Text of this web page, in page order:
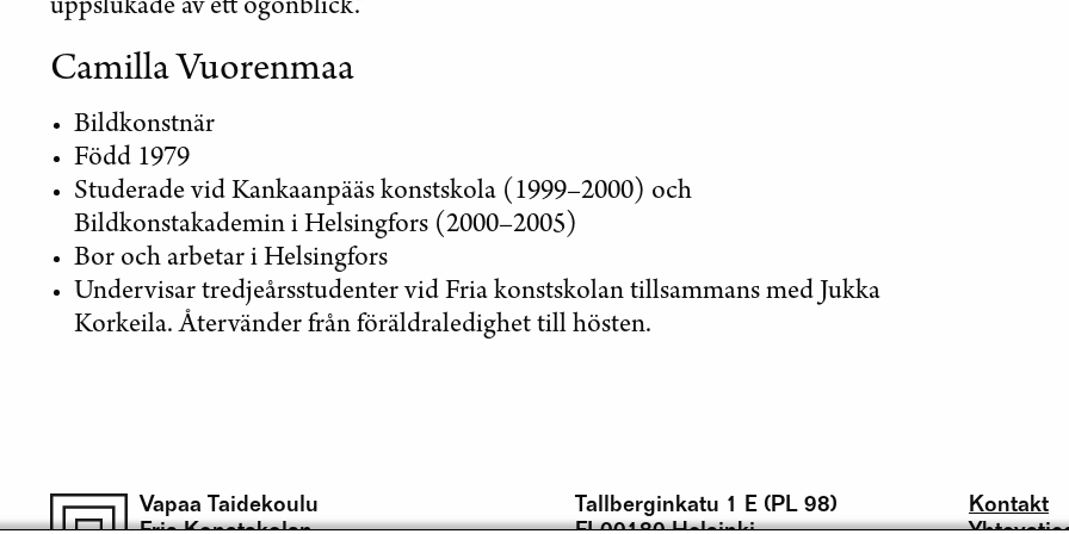
uppslukade av ett ögonblick.”
Camilla Vuorenmaa
Bildkonstnär
Född 1979
Studerade vid Kankaanpääs konstskola (1999–2000) och
Bildkonstakademin i Helsingfors (2000–2005)
Bor och arbetar i Helsingfors
Undervisar tredjeårsstudenter vid Fria konstskolan tillsammans med Jukka
Korkeila. Återvänder från föräldraledighet till hösten.
Vapaa Taidekoulu
Tallberginkatu 1 E (PL 98)
Kontakt